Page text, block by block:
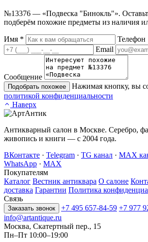
№13376 — «Подвеска "Бинокль"».
подберём похожие предметы из наличия
Имя *
Телефон
Email
Сообщение
Подобрать похожее
Нажимая кнопку, вы
политикой конфиденциальности
Наверх
Антикварный салон в Москве. Серебро,
живопись и книги — с 2004 года.
ВКонтакте · Telegram · TG канал · MAX
WhatsApp · MAX
Покупателям
Каталог Вестник антиквара О салоне
доставка Гарантии Политика
Связь
Заказать звонок +7 495 657-84-59 +7 977
info@artantique.ru
Москва, Скатертный пер., 15
Пн–Пт 10:00–19:00